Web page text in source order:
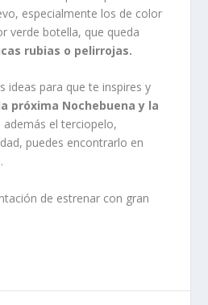
especialmente los de color
verde botella, que queda
rubias o pelirrojas.
ideas para que te inspires y
próxima Nochebuena y la
además el terciopelo,
puedes encontrarlo en
de estrenar con gran